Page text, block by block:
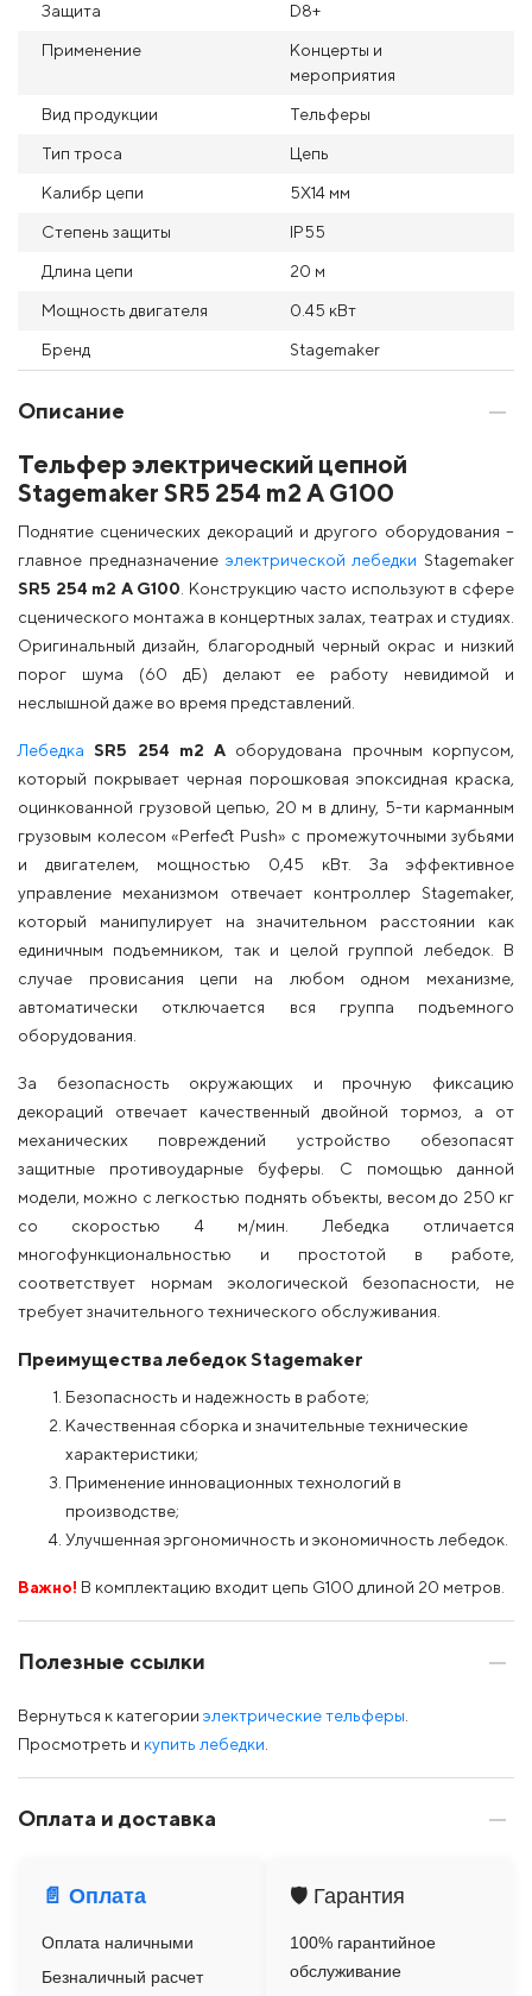
Защита D8+
Применение
Концерты и
мероприятия
Вид продукции Тельферы
Тип троса Цепь
Калибр цепи 5X14 мм
Степень защиты IP55
Длина цепи 20 м
Мощность двигателя 0.45 кВт
Бренд Stagemaker
Описание
Тельфер электрический цепной
Stagemaker SR5 254 m2 A G100
Поднятие сценических декораций и другого оборудования –
главное предназначение электрической лебедки Stagemaker
SR5 254 m2 A G100 . Конструкцию часто используют в сфере
сценического монтажа в концертных залах, театрах и студиях.
Оригинальный дизайн, благородный черный окрас и низкий
порог шума (60 дБ) делают ее работу невидимой и
неслышной даже во время представлений.
Лебедка SR5 254 m2 A оборудована прочным корпусом,
который покрывает черная порошковая эпоксидная краска,
оцинкованной грузовой цепью, 20 м в длину, 5-ти карманным
грузовым колесом «Perfect Push» с промежуточными зубьями
и двигателем, мощностью 0,45 кВт. За эффективное
управление механизмом отвечает контроллер Stagemaker,
который манипулирует на значительном расстоянии как
единичным подъемником, так и целой группой лебедок. В
случае провисания цепи на любом одном механизме,
автоматически отключается вся группа подъемного
оборудования.
За безопасность окружающих и прочную фиксацию
декораций отвечает качественный двойной тормоз, а от
механических повреждений устройство обезопасят
защитные противоударные буферы. С помощью данной
модели, можно с легкостью поднять объекты, весом до 250 кг
со скоростью 4 м/мин. Лебедка отличается
многофункциональностью и простотой в работе,
соответствует нормам экологической безопасности, не
требует значительного технического обслуживания.
Преимущества лебедок Stagemaker
Безопасность и надежность в работе;
Качественная сборка и значительные технические
характеристики;
Применение инновационных технологий в
производстве;
Улучшенная эргономичность и экономичность лебедок.
Важно! В комплектацию входит цепь G100 длиной 20 метров.
Полезные ссылки
Вернуться к категории электрические тельферы
Просмотреть и купить лебедки
Оплата и доставка
📄 Оплата
Оплата наличными
Безналичный расчет
🛡️ Гарантия
100% гарантийное
обслуживание